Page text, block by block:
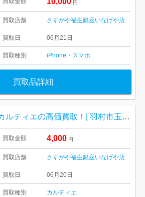
円
買取店舗 さすがや福生銀座いなげや店
買取日 06月21日
買取種別 iPhone・スマホ
買取品詳細
カルティエの高価買取！| 羽村市玉川| Cartier カルティエの二つ折り財布
買取金額 4,000 円
買取店舗 さすがや福生銀座いなげや店
買取日 06月20日
買取種別 カルティエ